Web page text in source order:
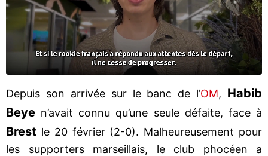
Depuis son arrivée sur le banc de l’OM, Habib
Beye n’avait connu qu’une seule défaite, face à
Brest le 20 février (2-0). Malheureusement pour
les supporters marseillais, le club phocéen a